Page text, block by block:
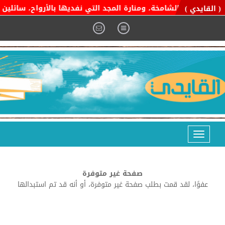
( القايدي )الشامخة، ومنارة المجد التي نفديها بالأرواح، سائلين
Toggle
navigation
صفحة غير متوفرة
عفوًا، لقد قمت بطلب صفحة غير متوفرة، أو أنه قد تم استبدالها